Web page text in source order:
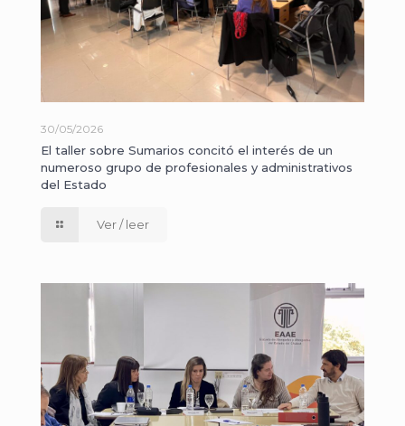
30/05/2026
El taller sobre Sumarios concitó el interés de un
numeroso grupo de profesionales y administrativos
del Estado
Ver / leer